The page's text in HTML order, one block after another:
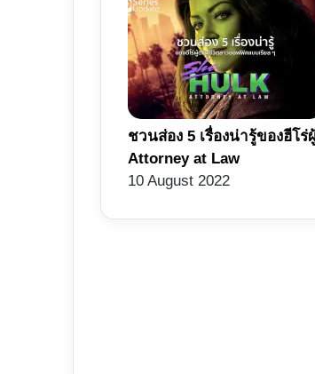
ชวนส่อง 5 เรื่องน่ารู้ของฮีโ
Attorney at Law
10 August 2022